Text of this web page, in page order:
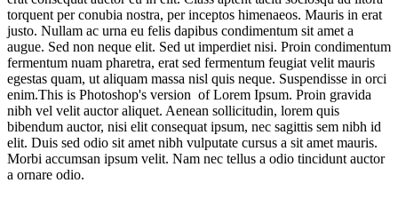
torquent per conubia nostra, per inceptos himenaeos. Mauris in erat
justo. Nullam ac urna eu felis dapibus condimentum sit amet a
augue. Sed non neque elit. Sed ut imperdiet nisi. Proin condimentum
fermentum nuam pharetra, erat sed fermentum feugiat velit mauris
egestas quam, ut aliquam massa nisl quis neque. Suspendisse in orci
enim.This is Photoshop's version of Lorem Ipsum. Proin gravida
nibh vel velit auctor aliquet. Aenean sollicitudin, lorem quis
bibendum auctor, nisi elit consequat ipsum, nec sagittis sem nibh id
elit. Duis sed odio sit amet nibh vulputate cursus a sit amet mauris.
Morbi accumsan ipsum velit. Nam nec tellus a odio tincidunt auctor
a ornare odio.